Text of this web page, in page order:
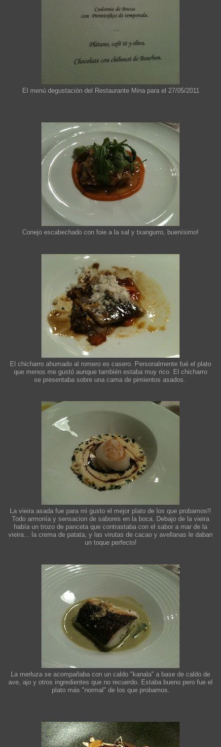
El menú degustación del Restaurante Mina para el 27/05/2011
Conejo escabechado con foie a la sal y txangurro, buenísimo!
El chicharro ahumado al romero es casero. Personalmente fué el plato
que menos me gustó aunque también estaba muy rico. El chicharro
se presentaba sobre una cama de pimientos asados.
La vieira asada fue para mi gusto el mejor plato de los que probamos!!
Todo armonía y sensacion de sabores en la boca. Debajo de la vieira
había un trozo de panceta que contrastaba con el sabor a mar de la
vieira... la crema de patata, y las virutas de cacao y avellanas le daban
un toque perfecto!
La merluza se acompañaba con un caldo "kanala" a base de caldo de
ave, ajo y otros ingredientes que no recuerdo. Estaba bueno pero fue el
plato más "normal" de los que probamos.